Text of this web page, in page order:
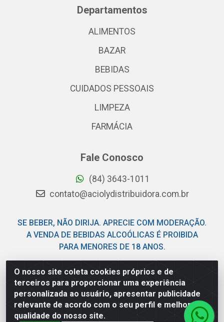
O nosso site coleta cookies próprios e de
terceiros para proporcionar uma experiência
personalizada ao usuário, apresentar publicidade
relevante de acordo com o seu perfil e melhorar a
qualidade do nosso site.
Departamentos
ALIMENTOS
BAZAR
BEBIDAS
CUIDADOS PESSOAIS
LIMPEZA
FARMÁCIA
Fale Conosco
(84) 3643-1011
contato@aciolydistribuidora.com.br
SE BEBER, NÃO DIRIJA. APRECIE COM MODERAÇÃO.
A VENDA DE BEBIDAS ALCOÓLICAS É PROIBIDA
PARA MENORES DE 18 ANOS.
Acioly Distribuidora - Av Piloto Pereira Tim - Parque de
Exposições - Parnamirim/RN - CEP 59146-480 - CNPJ
06.029.901/0001-92